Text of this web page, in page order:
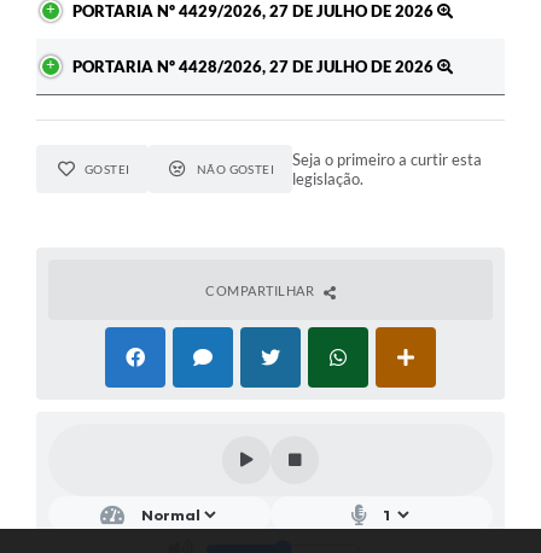
PORTARIA Nº 4429/2026, 27 DE JULHO DE 2026
PORTARIA Nº 4428/2026, 27 DE JULHO DE 2026
GOSTEI NÃO GOSTEI
Seja o primeiro a curtir esta
legislação.
COMPARTILHAR